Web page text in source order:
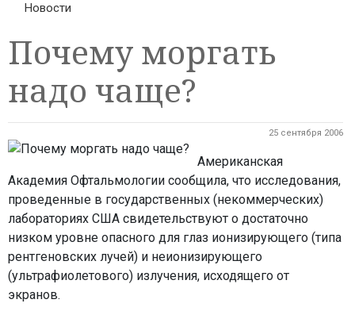
Новости
Почему моргать
надо чаще?
25 сентября 2006
Американская
Академия Офтальмологии сообщила, что исследования,
проведенные в государственных (некоммерческих)
лабораториях США свидетельствуют о достаточно
низком уровне опасного для глаз ионизирующего (типа
рентгеновских лучей) и неионизирующего
(ультрафиолетового) излучения, исходящего от
экранов.